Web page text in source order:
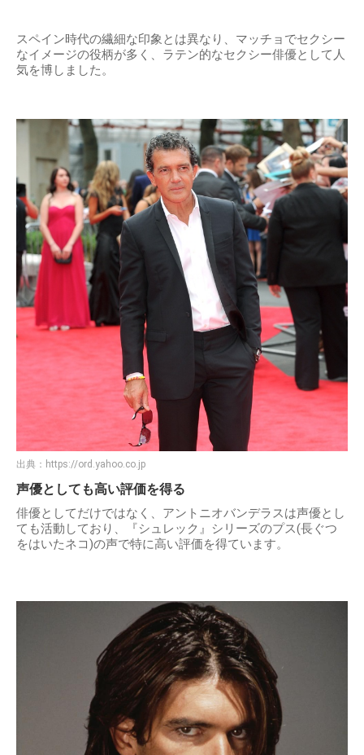
スペイン時代の繊細な印象とは異なり、マッチョでセクシー
なイメージの役柄が多く、ラテン的なセクシー俳優として人
気を博しました。
出典： https://ord.yahoo.co.jp
声優としても高い評価を得る
俳優としてだけではなく、アントニオバンデラスは声優とし
ても活動しており、『シュレック』シリーズのプス(長ぐつ
をはいたネコ)の声で特に高い評価を得ています。